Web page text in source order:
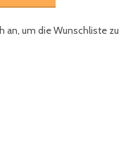
an, um die Wunschliste zu